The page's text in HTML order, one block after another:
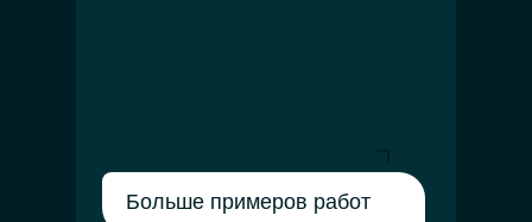
Больше примеров работ